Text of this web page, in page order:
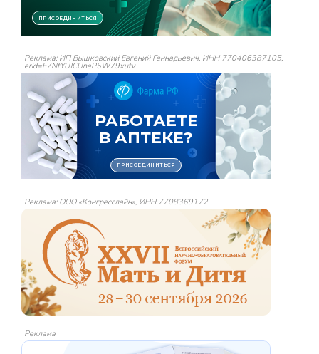
Реклама: ИП Вышковский Евгений Геннадьевич, ИНН 770406387105,
erid=F7NfYUJCUneP5W79xufv
Реклама: ООО «Конгресслайн», ИНН 7708369172
Реклама